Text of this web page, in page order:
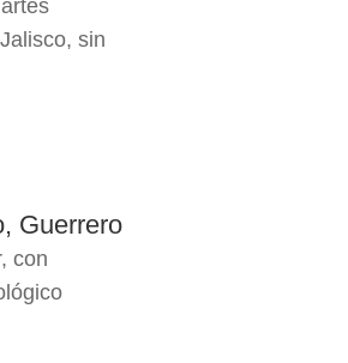
sin
Guerrero
con